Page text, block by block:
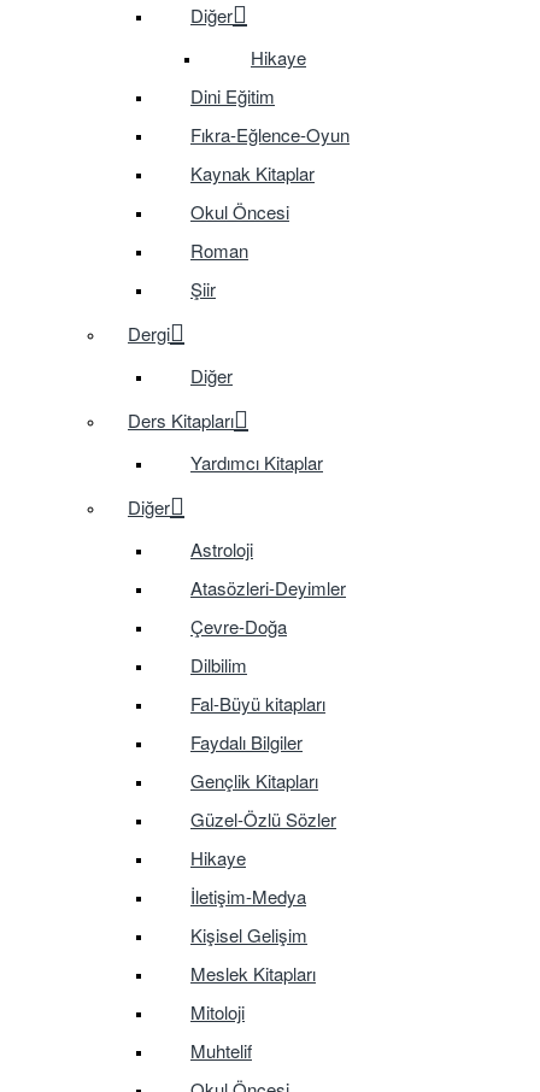
Diğer
Hikaye
Dini Eğitim
Fıkra-Eğlence-Oyun
Kaynak Kitaplar
Okul Öncesi
Roman
Şiir
Dergi
Diğer
Ders Kitapları
Yardımcı Kitaplar
Diğer
Astroloji
Atasözleri-Deyimler
Çevre-Doğa
Dilbilim
Fal-Büyü kitapları
Faydalı Bilgiler
Gençlik Kitapları
Güzel-Özlü Sözler
Hikaye
İletişim-Medya
Kişisel Gelişim
Meslek Kitapları
Mitoloji
Muhtelif